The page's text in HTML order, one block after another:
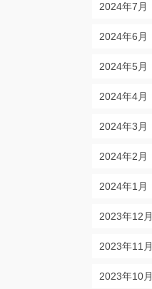
2024年7月
2024年6月
2024年5月
2024年4月
2024年3月
2024年2月
2024年1月
2023年12月
2023年11月
2023年10月